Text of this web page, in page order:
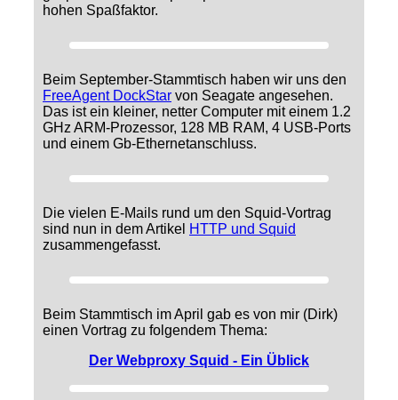
hohen Spaßfaktor.
Beim September-Stammtisch haben wir uns den
FreeAgent DockStar von Seagate angesehen.
Das ist ein kleiner, netter Computer mit einem 1.2
GHz ARM-Prozessor, 128 MB RAM, 4 USB-Ports
und einem Gb-Ethernetanschluss.
Die vielen E-Mails rund um den Squid-Vortrag
sind nun in dem Artikel HTTP und Squid
zusammengefasst.
Beim Stammtisch im April gab es von mir (Dirk)
einen Vortrag zu folgendem Thema:
Der Webproxy Squid - Ein Üblick